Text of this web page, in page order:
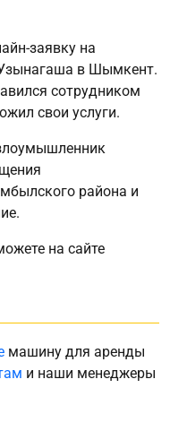
заявку на
в Шымкент.
сотрудником
свои услуги.
района и
на сайте
машину для аренды
и наши менеджеры